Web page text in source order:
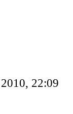
2010, 22:09